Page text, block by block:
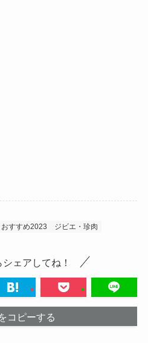
おすすめ2023 ジビエ・珍肉
ェアしてね！
コピーする